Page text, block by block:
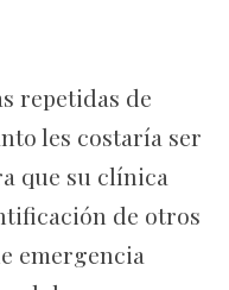
repetidas de
les costaría ser
que su clínica
de otros
emergencia